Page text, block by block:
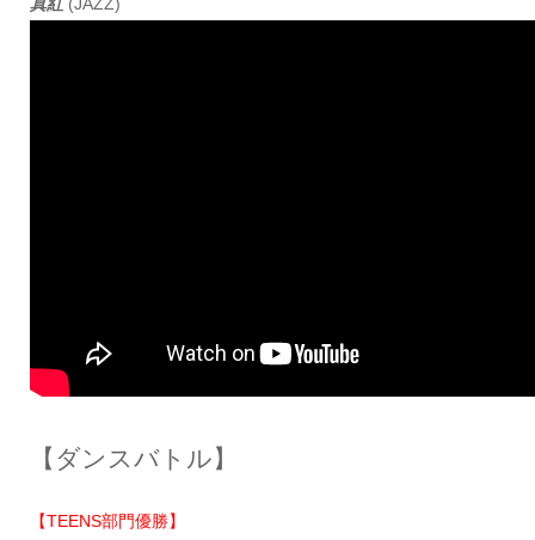
【ダンスバトル】
【TEENS部門優勝】